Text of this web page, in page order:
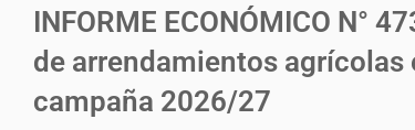
INFORME ECONÓMICO N°
de arrendamientos agrícolas
campaña 2026/27